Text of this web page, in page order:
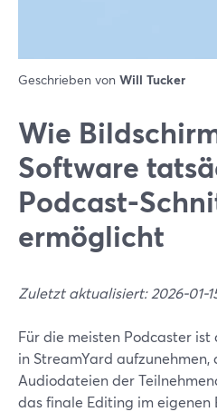
Geschrieben von Will Tucker
Wie
Software
Podcast-
ermöglicht
Zuletzt aktualisiert: 2026-01-
Für die meisten Podcaster
in StreamYard
Audiodateien der
das finale Editing im eigenen